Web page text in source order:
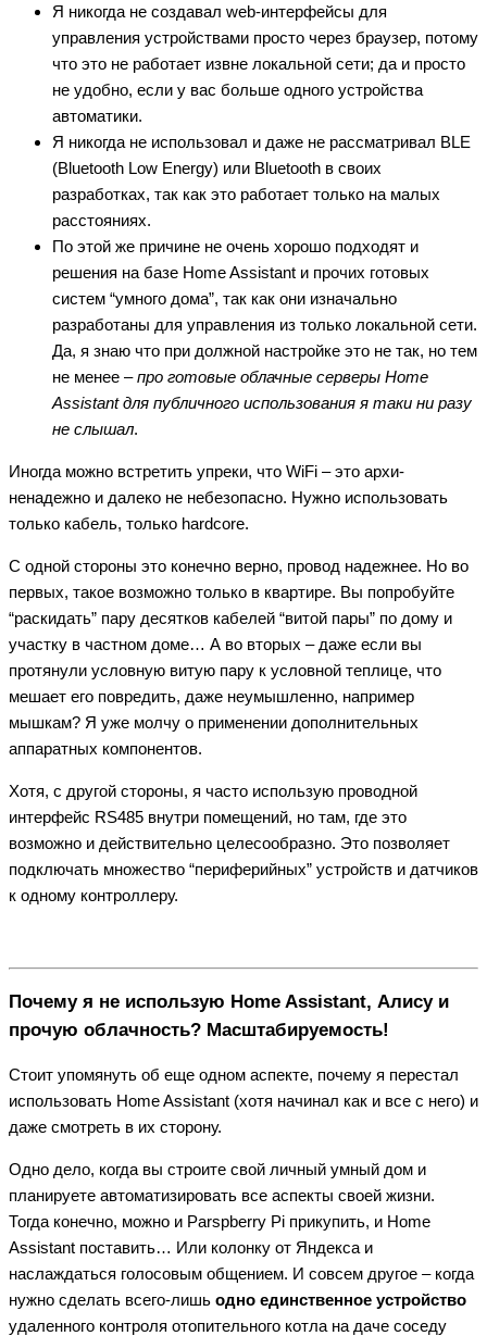
Я никогда не создавал web-интерфейсы для
управления устройствами просто через браузер, потому
что это не работает извне локальной сети; да и просто
не удобно, если у вас больше одного устройства
автоматики.
Я никогда не использовал и даже не рассматривал BLE
(Bluetooth Low Energy) или Bluetooth в своих
разработках, так как это работает только на малых
расстояниях.
По этой же причине не очень хорошо подходят и
решения на базе Home Assistant и прочих готовых
систем “умного дома”, так как они изначально
разработаны для управления из только локальной сети.
Да, я знаю что при должной настройке это не так, но тем
не менее –про готовые облачные серверы Home
Assistant для публичного использования я таки ни разу
не слышал.
Иногда можно встретить упреки, что WiFi – это архи-
ненадежно и далеко не небезопасно. Нужно использовать
только кабель, только hardcore.
С одной стороны это конечно верно, провод надежнее. Но во
первых, такое возможно только в квартире. Вы попробуйте
“раскидать” пару десятков кабелей “витой пары” по дому и
участку в частном доме… А во вторых – даже если вы
протянули условную витую пару к условной теплице, что
мешает его повредить, даже неумышленно, например
мышкам? Я уже молчу о применении дополнительных
аппаратных компонентов.
Хотя, с другой стороны, я часто использую проводной
интерфейс RS485 внутри помещений, но там, где это
возможно и действительно целесообразно. Это позволяет
подключать множество “периферийных” устройств и датчиков
к одному контроллеру.
Почему я не использую Home Assistant, Алису и
прочую облачность? Масштабируемость!
Стоит упомянуть об еще одном аспекте, почему я перестал
использовать Home Assistant (хотя начинал как и все с него) и
даже смотреть в их сторону.
Одно дело, когда вы строите свой личный умный дом и
планируете автоматизировать все аспекты своей жизни.
Тогда конечно, можно и Parspberry Pi прикупить, и Home
Assistant поставить… Или колонку от Яндекса и
наслаждаться голосовым общением. И совсем другое – когда
нужно сделать всего-лишь одно единственное устройство
удаленного контроля отопительного котла на даче соседу